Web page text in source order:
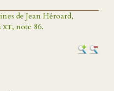
de Jean Héroard,
xiii, note 86.